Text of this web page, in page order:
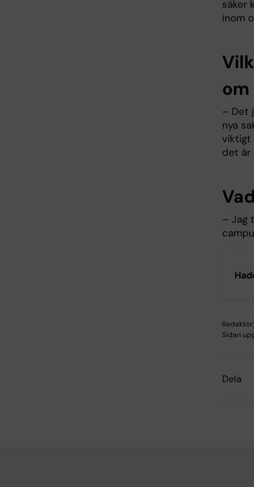
säker
inom
– Det
nya
viktigt
det är
– Jag
Redaktör:
Sidan
Dela